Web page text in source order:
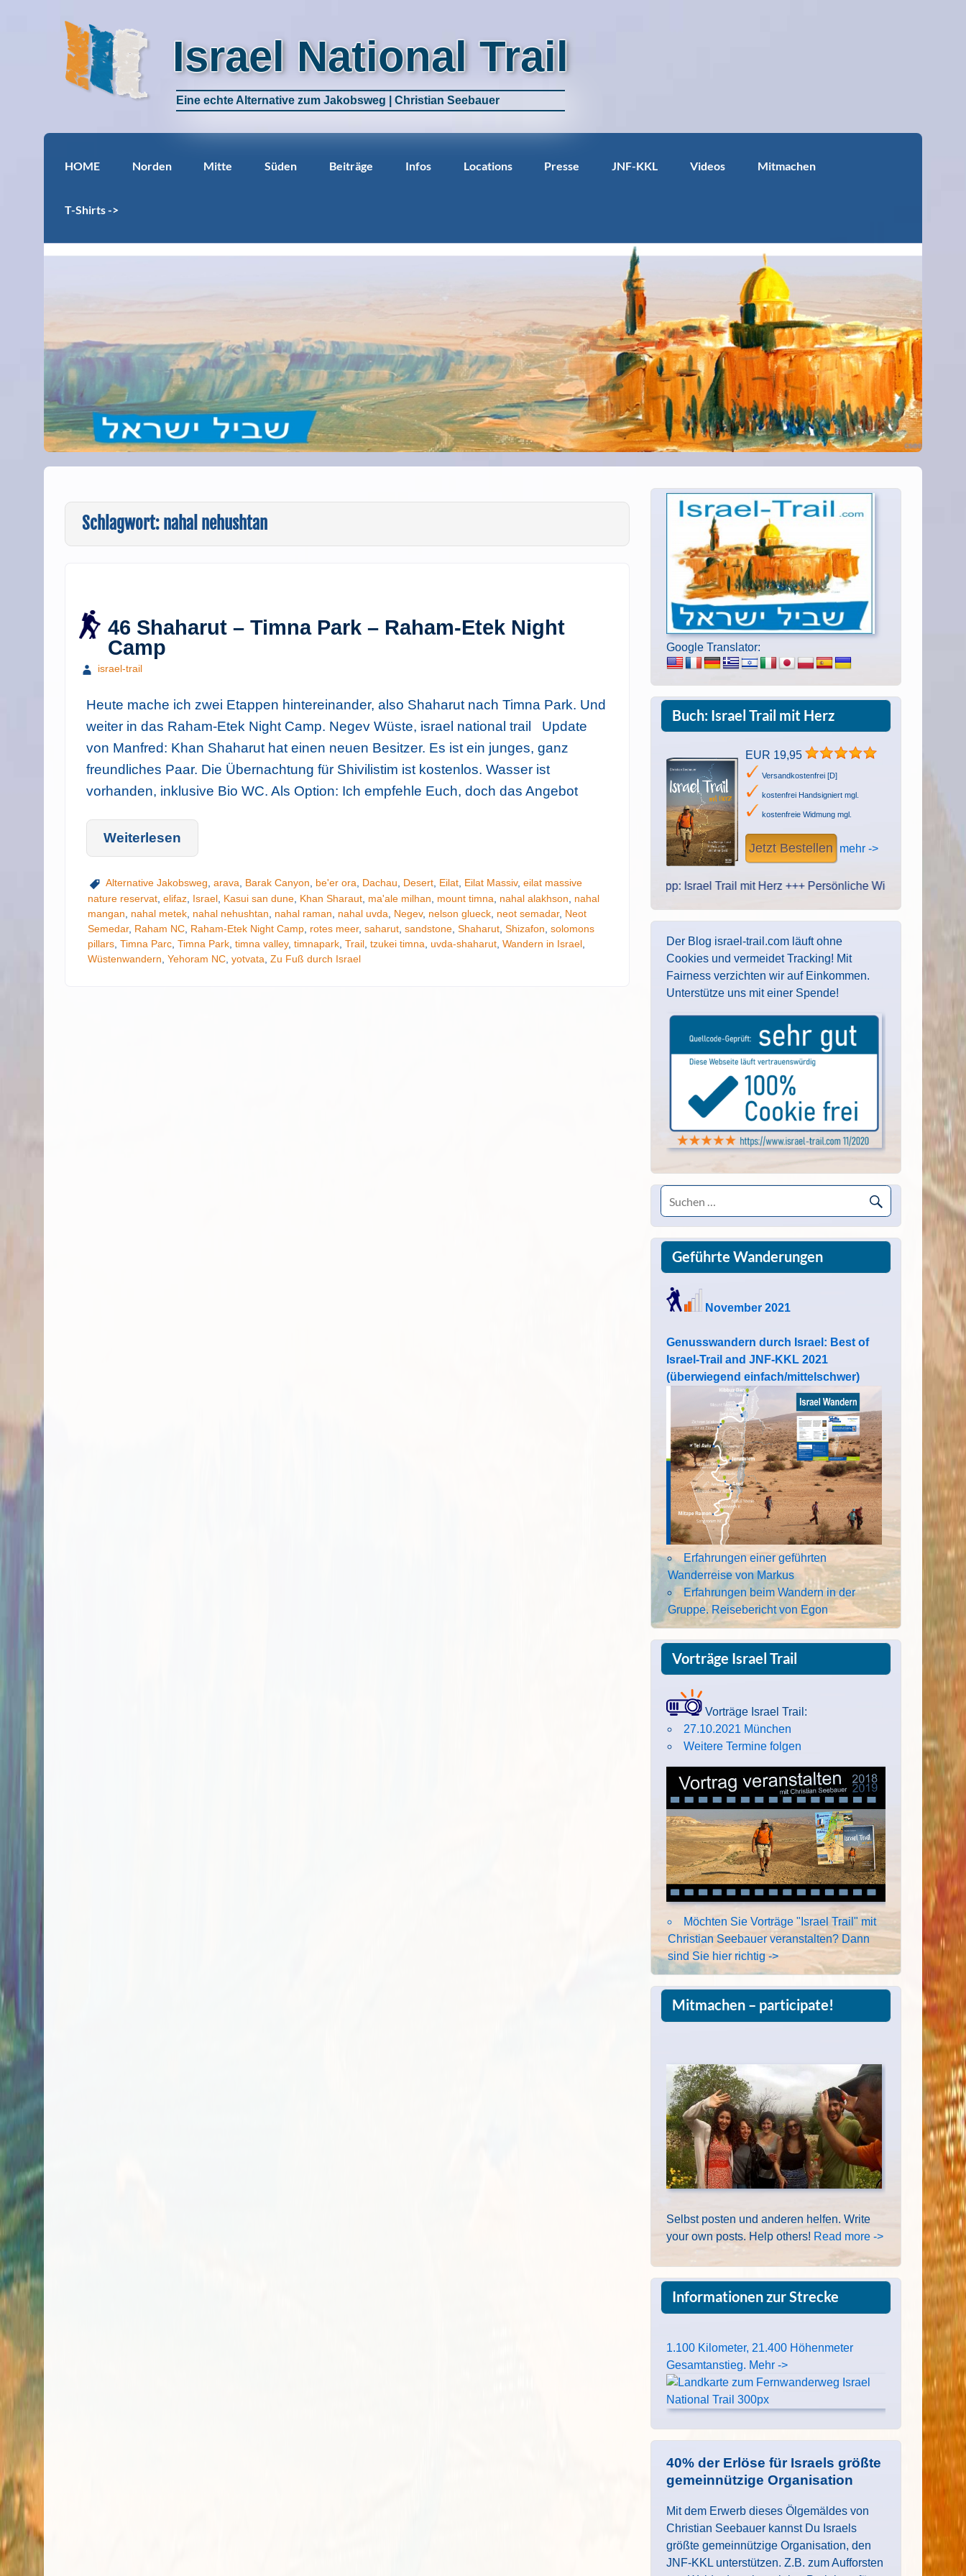
Israel National Trail
Eine echte Alternative zum Jakobsweg | Christian Seebauer
HOME Norden Mitte Süden Beiträge Infos Locations Presse JNF-KKL Videos Mitmachen
T-Shirts ->
Schlagwort: nahal nehushtan
46 Shaharut – Timna Park – Raham-Etek Night
Camp
israel-trail
Heute mache ich zwei Etappen hintereinander, also Shaharut nach Timna Park. Und
weiter in das Raham-Etek Night Camp. Negev Wüste, israel national trail Update
von Manfred: Khan Shaharut hat einen neuen Besitzer. Es ist ein junges, ganz
freundliches Paar. Die Übernachtung für Shivilistim ist kostenlos. Wasser ist
vorhanden, inklusive Bio WC. Als Option: Ich empfehle Euch, doch das Angebot
Weiterlesen
Alternative Jakobsweg arava Barak Canyon be'er ora Dachau Desert, Eilat, Eilat Massiv, eilat massive
nature reservat, elifaz, Israel, Kasui san dune, Khan Sharaut, ma'ale milhan, mount timna, nahal alakhson, nahal
mangan, nahal metek, nahal nehushtan, nahal raman, nahal uvda, Negev, nelson glueck, neot semadar, Neot
Semedar, Raham NC, Raham-Etek Night Camp, rotes meer, saharut, sandstone, Shaharut, Shizafon, solomons
pillars, Timna Parc, Timna Park, timna valley, timnapark, Trail, tzukei timna, uvda-shaharut, Wandern in Israel,
Wüstenwandern, Yehoram NC, yotvata, Zu Fuß durch Israel
Google Translator:
Buch: Israel Trail mit Herz
EUR 19,95
Versandkostenfrei [D]
kostenfrei Handsigniert mgl.
kostenfreie Widmung mgl.
Jetzt Bestellen mehr ->
Tipp: Israel Trail mit Herz +++ Persönliche Widmung des Autors.
Der Blog israel-trail.com läuft ohne
Cookies und vermeidet Tracking! Mit
Fairness verzichten wir auf Einkommen.
Unterstütze uns mit einer Spende!
Geführte Wanderungen
November 2021
Genusswandern durch Israel: Best of
Israel-Trail and JNF-KKL 2021
(überwiegend einfach/mittelschwer)
Erfahrungen einer geführten
Wanderreise von Markus
Erfahrungen beim Wandern in der
Gruppe. Reisebericht von Egon
Vorträge Israel Trail
Vorträge Israel Trail:
27.10.2021 München
Weitere Termine folgen
Möchten Sie Vorträge "Israel Trail" mit
Christian Seebauer veranstalten? Dann
sind Sie hier richtig ->
Mitmachen – participate!
Selbst posten und anderen helfen. Write
your own posts. Help others! Read more ->
Informationen zur Strecke
1.100 Kilometer, 21.400 Höhenmeter
Gesamtanstieg. Mehr ->
40% der Erlöse für Israels größte
gemeinnützige Organisation
Mit dem Erwerb dieses Ölgemäldes von
Christian Seebauer kannst Du Israels
größte gemeinnützige Organisation, den
JNF-KKL unterstützen. Z.B. zum Aufforsten